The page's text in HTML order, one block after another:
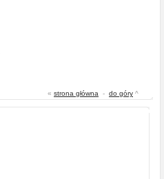
« strona główna - do góry ^